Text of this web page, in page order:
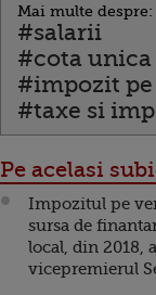
Mai multe despre:
#salarii
#cota
#impozit
#taxe si
Pe acelasi
Impozitul pe
sursa de
local, din 2018,
vicepremierul